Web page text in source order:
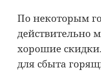
По некоторым
действительно
хорошие
для сбыта